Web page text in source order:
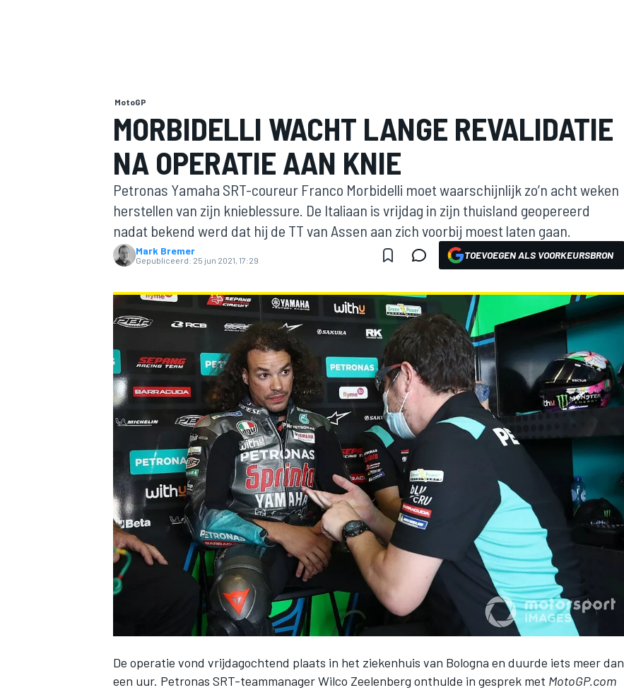
MOTOGP
INDYCAR
WEC DTM
MotoGP
MORBIDELLI WACHT LANGE REVALIDATIE
NA OPERATIE AAN KNIE
Petronas Yamaha SRT-coureur Franco Morbidelli moet waarschijnlijk zo’n acht weken
herstellen van zijn knieblessure. De Italiaan is vrijdag in zijn thuisland geopereerd
nadat bekend werd dat hij de TT van Assen aan zich voorbij moest laten gaan.
Mark Bremer
Gepubliceerd: 25 jun 2021, 17:29 TOEVOEGEN ALS VOORKEURSBRON
De operatie vond vrijdagochtend plaats in het ziekenhuis van Bologna en duurde iets meer dan
een uur. Petronas SRT-teammanager Wilco Zeelenberg onthulde in gesprek met MotoGP.com